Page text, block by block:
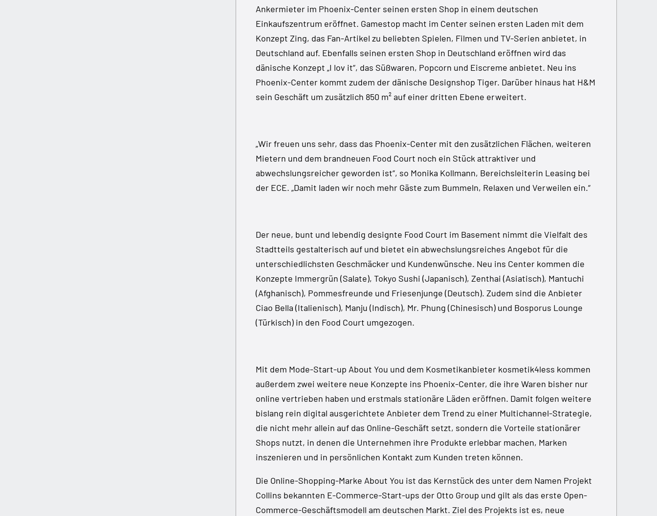
Ankermieter im Phoenix-Center seinen ersten Shop in einem deutschen
Einkaufszentrum eröffnet. Gamestop macht im Center seinen ersten Laden mit dem
Konzept Zing, das Fan-Artikel zu beliebten Spielen, Filmen und TV-Serien anbietet, in
Deutschland auf. Ebenfalls seinen ersten Shop in Deutschland eröffnen wird das
dänische Konzept „I lov it“, das Süßwaren, Popcorn und Eiscreme anbietet. Neu ins
Phoenix-Center kommt zudem der dänische Designshop Tiger. Darüber hinaus hat H&M
sein Geschäft um zusätzlich 850 m² auf einer dritten Ebene erweitert.
„Wir freuen uns sehr, dass das Phoenix-Center mit den zusätzlichen Flächen, weiteren
Mietern und dem brandneuen Food Court noch ein Stück attraktiver und
abwechslungsreicher geworden ist“, so Monika Kollmann, Bereichsleiterin Leasing bei
der ECE. „Damit laden wir noch mehr Gäste zum Bummeln, Relaxen und Verweilen ein.“
Der neue, bunt und lebendig designte Food Court im Basement nimmt die Vielfalt des
Stadtteils gestalterisch auf und bietet ein abwechslungsreiches Angebot für die
unterschiedlichsten Geschmäcker und Kundenwünsche. Neu ins Center kommen die
Konzepte Immergrün (Salate), Tokyo Sushi (Japanisch), Zenthai (Asiatisch), Mantuchi
(Afghanisch), Pommesfreunde und Friesenjunge (Deutsch). Zudem sind die Anbieter
Ciao Bella (Italienisch), Manju (Indisch), Mr. Phung (Chinesisch) und Bosporus Lounge
(Türkisch) in den Food Court umgezogen.
Mit dem Mode-Start-up About You und dem Kosmetikanbieter kosmetik4less kommen
außerdem zwei weitere neue Konzepte ins Phoenix-Center, die ihre Waren bisher nur
online vertrieben haben und erstmals stationäre Läden eröffnen. Damit folgen weitere
bislang rein digital ausgerichtete Anbieter dem Trend zu einer Multichannel-Strategie,
die nicht mehr allein auf das Online-Geschäft setzt, sondern die Vorteile stationärer
Shops nutzt, in denen die Unternehmen ihre Produkte erlebbar machen, Marken
inszenieren und in persönlichen Kontakt zum Kunden treten können.
Die Online-Shopping-Marke About You ist das Kernstück des unter dem Namen Projekt
Collins bekannten E-Commerce-Start-ups der Otto Group und gilt als das erste Open-
Commerce-Geschäftsmodell am deutschen Markt. Ziel des Projekts ist es, neue